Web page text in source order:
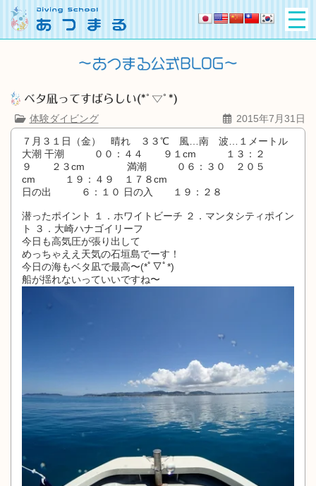
ベタ凪ってすばらしい(*ﾟ▽ﾟ*)
体験ダイビング
2015年7月31日
７月３１日（金） 晴れ ３３℃ 風…南 波…１メートル
大潮 干潮 ００：４４ ９１cm １３：２
９ ２３cm 満潮 ０６：３０ ２０５
cm １９：４９ １７８cm
日の出 ６：１０ 日の入 １９：２８
潜ったポイント １．ホワイトビーチ ２．マンタシティポイン
ト ３．大崎ハナゴイリーフ
今日も高気圧が張り出して
めっちゃええ天気の石垣島でーす！
今日の海もベタ凪で最高〜(*ﾟ▽ﾟ*)
船が揺れないっていいですね〜